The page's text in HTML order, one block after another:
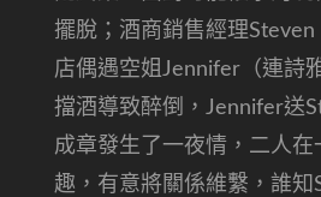
擺脫；酒商銷售經理
店偶遇空姐Jennifer（連詩
擋酒導致醉倒，Jennifer送
成章發生了一夜情，二人在
趣，有意將關係維繫，誰知